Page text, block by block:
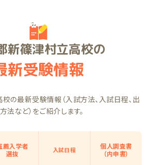
新篠津村立高校の
新受験情報
の最新受験情報（入試方法、入試日程、出
法など）をご紹介します。
薦入学者
選抜
入試日程
個人調査書
（内申書）